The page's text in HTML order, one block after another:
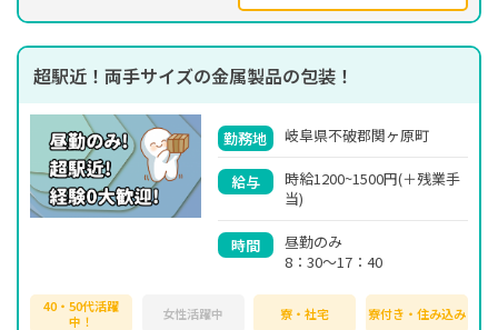
超駅近！両手サイズの金属製品の包装！
勤務地 岐阜県不破郡関ヶ原町
給与
時給1200~1500円(＋残業手
当)
時間
昼勤のみ
8：30～17：40
40・50代活躍
中！
女性活躍中 寮・社宅 寮付き・住み込み